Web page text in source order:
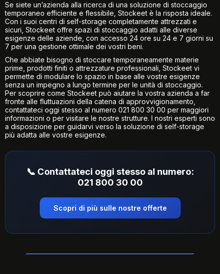
Se siete un’azienda alla ricerca di una soluzione di stoccaggio
temporaneo efficiente e flessibile, Stockeet è la risposta ideale.
Con i suoi centri di self-storage completamente attrezzati e
sicuri, Stockeet offre spazi di stoccaggio adatti alle diverse
esigenze delle aziende, con accesso 24 ore su 24 e 7 giorni su
7 per una gestione ottimale dei vostri beni.
Che abbiate bisogno di stoccare temporaneamente materie
prime, prodotti finiti o attrezzature professionali, Stockeet vi
permette di modulare lo spazio in base alle vostre esigenze
senza un impegno a lungo termine per le unità di stoccaggio.
Per scoprire come Stockeet può aiutare la vostra azienda a far
fronte alle fluttuazioni della catena di approvvigionamento,
contattateci oggi stesso al numero 021 800 30 00 per maggiori
informazioni o per visitare le nostre strutture. I nostri esperti sono
a disposizione per guidarvi verso la soluzione di self-storage
più adatta alle vostre esigenze.
📞 Contattateci oggi stesso al numero:
021 800 30 00
Scopri di più sulle nostre offerte